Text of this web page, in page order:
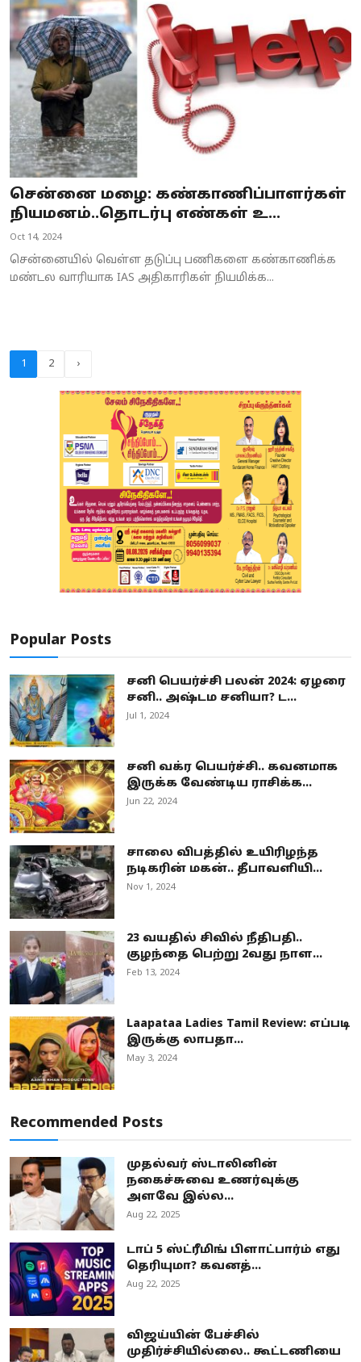
சென்னை மழை: கண்காணிப்பாளர்கள்
நியமனம்..தொடர்பு எண்கள் உ...
Oct 14, 2024
சென்னையில் வெள்ள தடுப்பு பணிகளை கண்காணிக்க
மண்டல வாரியாக IAS அதிகாரிகள் நியமிக்க...
1 2 ›
Popular Posts
சனி பெயர்ச்சி பலன் 2024: ஏழரை
சனி.. அஷ்டம சனியா? ட...
Jul 1, 2024
சனி வக்ர பெயர்ச்சி.. கவனமாக
இருக்க வேண்டிய ராசிக்க...
Jun 22, 2024
சாலை விபத்தில் உயிரிழந்த
நடிகரின் மகன்.. தீபாவளியி...
Nov 1, 2024
23 வயதில் சிவில் நீதிபதி..
குழந்தை பெற்று 2வது நாள...
Feb 13, 2024
Laapataa Ladies Tamil Review: எப்படி
இருக்கு லாபதா...
May 3, 2024
Recommended Posts
முதல்வர் ஸ்டாலினின்
நகைச்சுவை உணர்வுக்கு
அளவே இல்ல...
Aug 22, 2025
டாப் 5 ஸ்ட்ரீமிங் பிளாட்பார்ம் எது
தெரியுமா? கவனத்...
Aug 22, 2025
விஜய்யின் பேச்சில்
முதிர்ச்சியில்லை.. கூட்டணியை